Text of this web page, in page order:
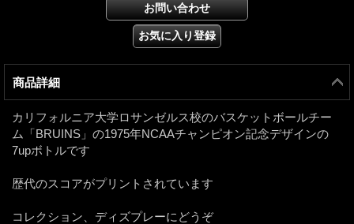
商品詳細
カリフォルニア大学ロサンゼルス校のバスケットボールチー
ム「BRUINS」の1975年NCAAチャンピオン記念デザインの
7upボトルです
歴代のスコアがプリントされています
コレクション、ディズプレーにどうぞ